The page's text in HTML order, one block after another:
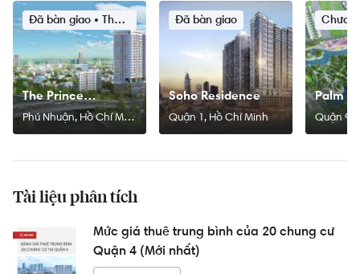
Đã bàn giao • Tháng 10/2015
The Prince
Residence
Phú Nhuận, Hồ Chí Minh
Đã bàn giao
Soho Residence
Quận 1, Hồ Chí Minh
Chưa
Palm
Quận 9,
Tài liệu phân tích
Mức giá thuê trung bình của 20 chung cư
Quận 4 (Mới nhất)